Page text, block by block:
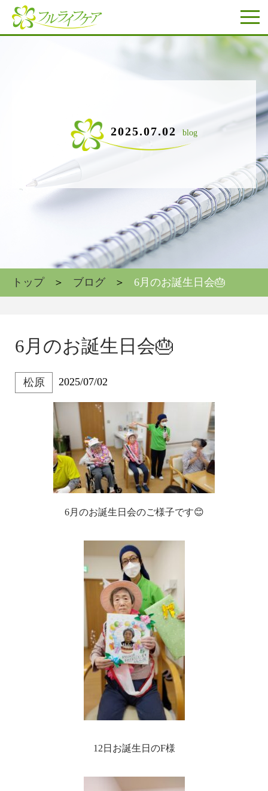
2025.07.02 blog
トップ ブログ 6月のお誕生日会🎂
6月のお誕生日会🎂
松原 2025/07/02
6月のお誕生日会のご様子です😊
12日お誕生日のF様